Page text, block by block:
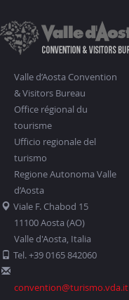
Valle d’Aosta Convention
& Visitors Bureau
Office régional du
tourisme
Ufficio regionale del
turismo
Regione Autonoma Valle
d’Aosta
Viale F. Chabod 15
11100 Aosta (AO)
Valle d'Aosta, Italia
Tel. +39 0165 842060
convention@turismo.vda.it